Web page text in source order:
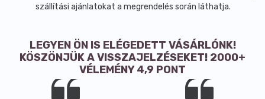
szállítási ajánlatokat a megrendelés során láthatja.
LEGYEN ÖN IS ELÉGEDETT VÁSÁRLÓNK!
KÖSZÖNJÜK A VISSZAJELZÉSEKET! 2000+
VÉLEMÉNY 4,9 PONT